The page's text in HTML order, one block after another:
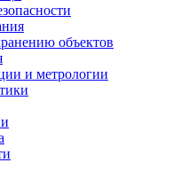
объектов
и метрологии